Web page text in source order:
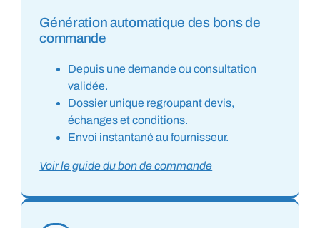
Génération automatique des bons de
commande
Depuis une demande ou consultation
validée.
Dossier unique regroupant devis,
échanges et conditions.
Envoi instantané au fournisseur.
Voir le guide du bon de commande